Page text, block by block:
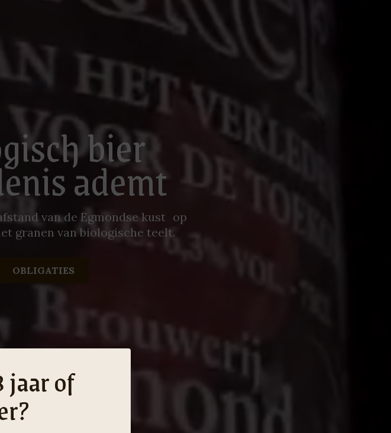
jaar of
bier
ademt
van de Egmondse kust op
granen van biologische teelt.
OBLIGATIES